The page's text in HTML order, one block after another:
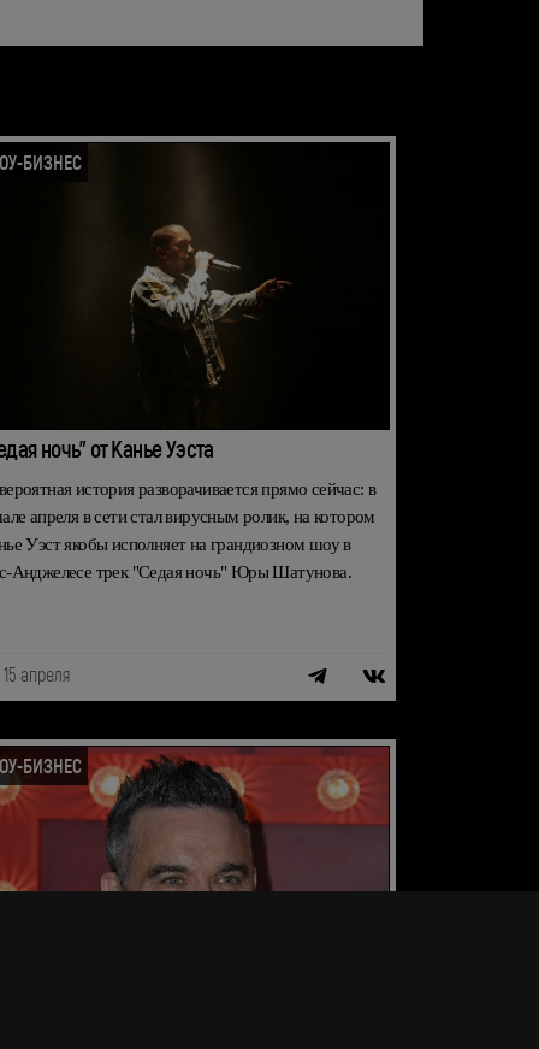
БИЗНЕС
ночь" от Канье Уэста
история разворачивается прямо сейчас: в
апреля в сети стал вирусным ролик, на котором
Уэст якобы исполняет на грандиозном шоу в
Анджелесе трек "Седая ночь" Юры Шатунова.
апреля
БИЗНЕС